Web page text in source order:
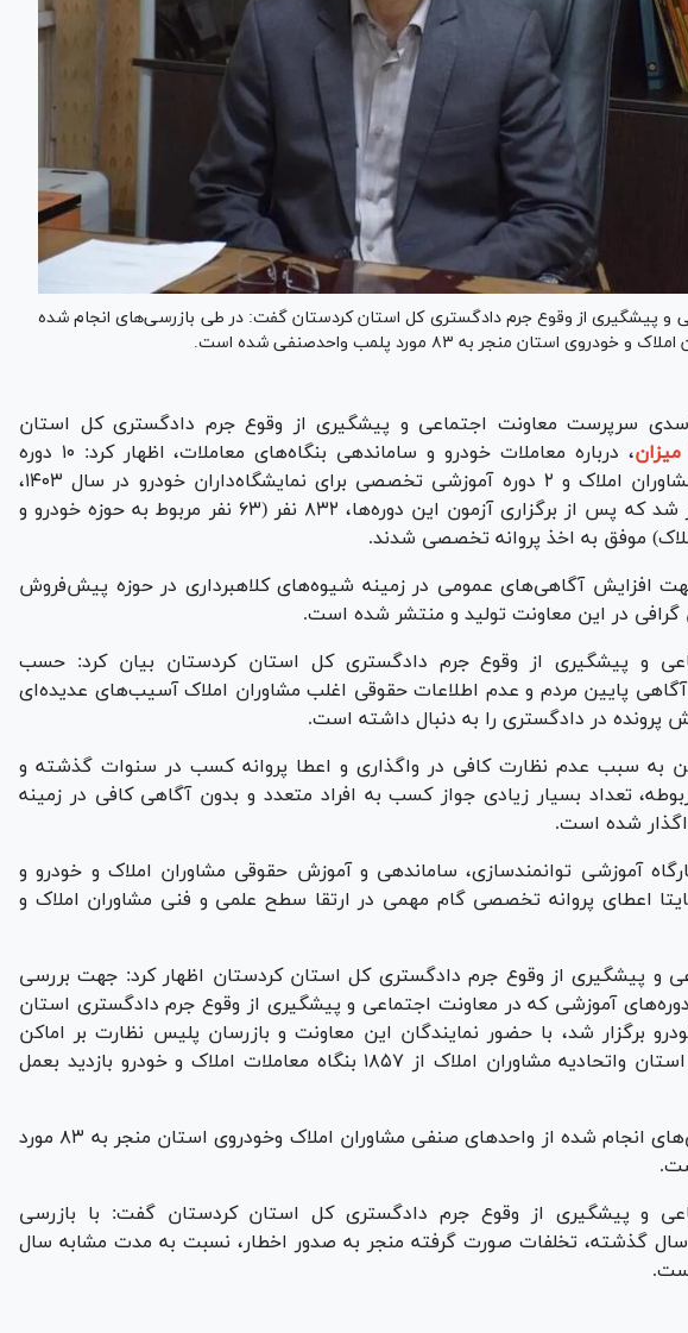
و پیشگیری از وقوع جرم دادگستری کل استان کردستان گفت: در طی بازرسی‌های انجام شده
استان منجر به ۸۳ مورد پلمب واحدصنفی شده است.
سرپرست معاونت اجتماعی و پیشگیری از وقوع جرم دادگستری کل استان
، درباره معاملات خودرو و ساماندهی بنگاه‌های معاملات، اظهار کرد: ۱۰ دوره
آموزشی تخصصی برای مشاوران املاک و ۲ دوره آموزشی تخصصی برای نمایشگاه‌داران خودرو در سال ۱۴۰۳،
توسط این معاونت برگزار شد که پس از برگزاری آزمون این دوره‌ها، ۸۳۲ نفر (۶۳ نفر مربوط به حوزه خودرو و
افزایش آگاهی‌های عمومی در زمینه شیوه‌های کلاهبرداری در حوزه پیش‌فروش
و پیشگیری از وقوع جرم دادگستری کل استان کردستان بیان کرد: حسب
آگاهی پایین مردم و عدم اطلاعات حقوقی اغلب مشاوران املاک آسیب‌های عدیده‌ای
پرونده در دادگستری را به دنبال داشته است.
به سبب عدم نظارت کافی در واگذاری و اعطا پروانه کسب در سنوات گذشته و
تعداد بسیار زیادی جواز کسب به افراد متعدد و بدون آگاهی کافی در زمینه
شده است.
آموزشی توانمندسازی، ساماندهی و آموزش حقوقی مشاوران املاک و خودرو و
اعطای پروانه تخصصی گام مهمی در ارتقا سطح علمی و فنی مشاوران املاک و
و پیشگیری از وقوع جرم دادگستری کل استان کردستان اظهار کرد: جهت بررسی
آموزشی که در معاونت اجتماعی و پیشگیری از وقوع جرم دادگستری استان
برگزار شد، با حضور نمایندگان این معاونت و بازرسان پلیس نظارت بر اماکن
عمومی، اداره کل صمت استان واتحادیه مشاوران املاک از ۱۸۵۷ بنگاه معاملات املاک و خودرو بازدید بعمل
اسدی عنوان کرد: بازرسی‌های انجام شده از واحد‌های صنفی مشاوران املاک وخودروی استان منجر به ۸۳ مورد
و پیشگیری از وقوع جرم دادگستری کل استان کردستان گفت: با بازرسی
گذشته، تخلفات صورت گرفته منجر به صدور اخطار، نسبت به مدت مشابه سال